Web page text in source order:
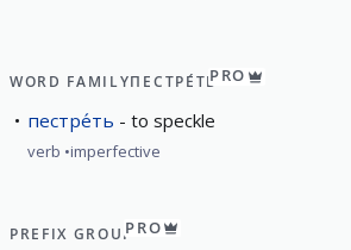
WORD FAMILYПЕСТРЕ́ТЬPRO
пестре́ть to speckle
verb imperfective
PREFIX GROUPPRO